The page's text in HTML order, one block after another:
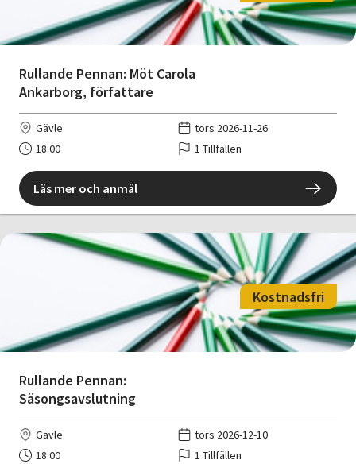
Rullande Pennan: Möt Carola
Ankarborg, författare
Gävle
tors 2026-11-26
18:00
1 Tillfällen
Läs mer och anmäl
Rullande Pennan:
Säsongsavslutning
Kostnadsfri
Gävle
tors 2026-12-10
18:00
1 Tillfällen